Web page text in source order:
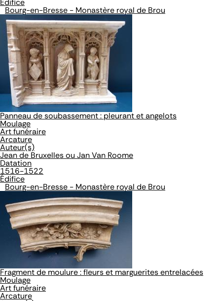
Édifice
Bourg-en-Bresse - Monastère royal de Brou
Panneau de soubassement : pleurant et angelots
Moulage
Art funéraire
Arcature
Auteur(s)
Jean de Bruxelles ou Jan Van Roome
Datation
1516-1522
Édifice
Bourg-en-Bresse - Monastère royal de Brou
Fragment de moulure : fleurs et marguerites entrelacées
Moulage
Art funéraire
Arcature